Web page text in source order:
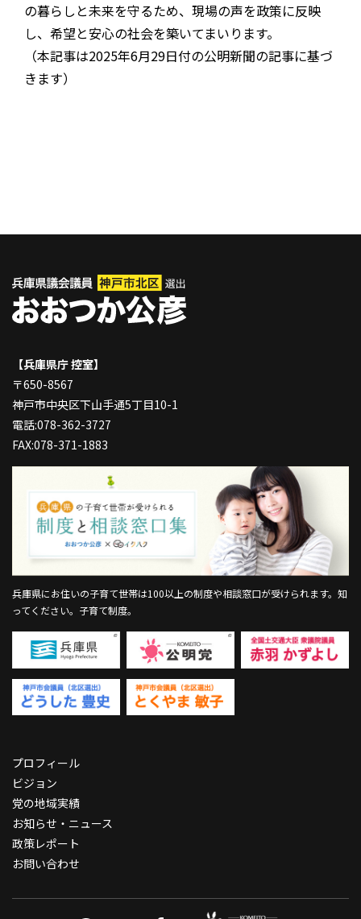
の暮らしと未来を守るため、現場の声を政策に反映
し、希望と安心の社会を築いてまいります。
（本記事は2025年6月29日付の公明新聞の記事に基づ
きます）
プロフィール
ビジョン
党の地域実績
お知らせ・ニュース
政策レポート
お問い合わせ
【兵庫県庁 控室】
〒650-8567
神戸市中央区下山手通5丁目10-1
電話:078-362-3727
FAX:078-371-1883
兵庫県にお住いの子育て世帯は100以上の制度や相談窓口が受けられます。 知
ってください。子育て制度。